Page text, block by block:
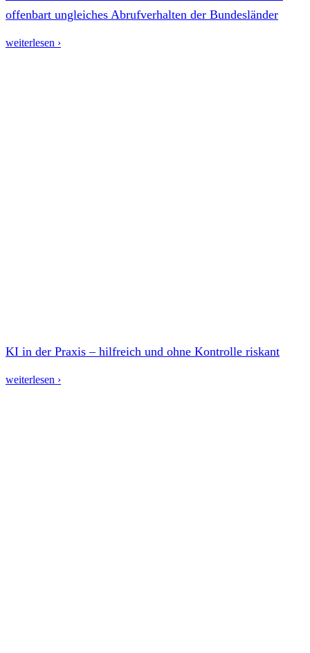
offenbart ungleiches Abrufverhalten der Bundesländer
weiterlesen ›
KI in der Praxis – hilfreich und ohne Kontrolle riskant
weiterlesen ›